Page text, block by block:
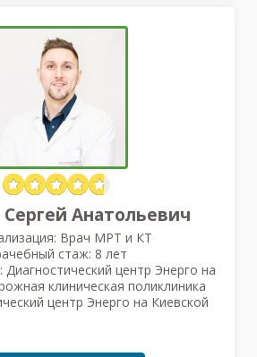
Анатольевич
Врач МРТ и КТ
стаж: 8 лет
Диагностический центр Энерго на
клиническая поликлиника
центр Энерго на Киевской